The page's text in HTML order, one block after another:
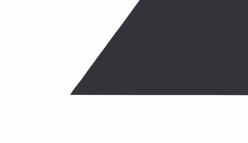
Формирование
Формирование второго чека
В формате ФФД 1.2 магазины, принимающие